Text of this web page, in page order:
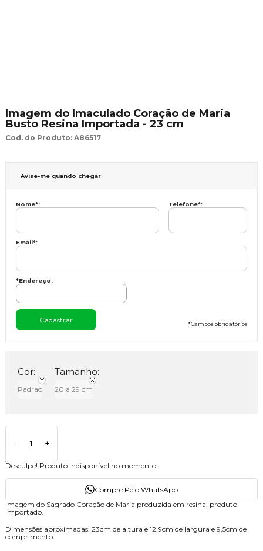
Imagem do Imaculado Coração de Maria
Busto Resina Importada - 23 cm
Cod. do Produto: A86517
Avise-me quando chegar
Nome*: Telefone*:
Email*:
*Endereço:
*Campos obrigatórios
Cor:
Padrao
Tamanho:
20 a 29 cm
- +
Desculpe! Produto Indisponível no momento.
Compre Pelo WhatsApp
Imagem do Sagrado Coração de Maria produzida em resina, produto
importado.
Dimensões aproximadas: 23cm de altura e 12,9cm de largura e 9,5cm de
comprimento.